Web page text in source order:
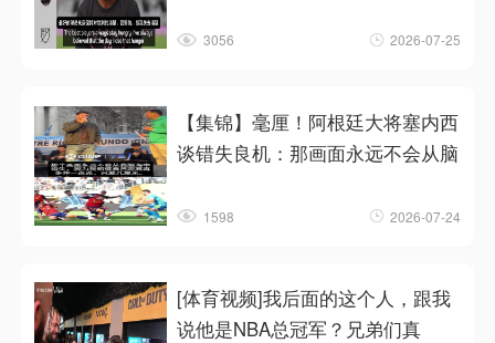
3056 2026-07-25
【集锦】毫厘！阿根廷大将塞内西
谈错失良机：那画面永远不会从脑
1598 2026-07-24
[体育视频]我后面的这个人，跟我
说他是NBA总冠军？兄弟们真